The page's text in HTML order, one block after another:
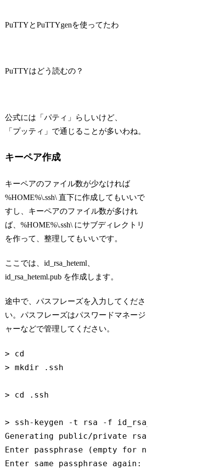
PuTTYとPuTTYgenを使ってたわ
PuTTYはどう読むの？
公式には「パティ」らしいけど、
「プッティ」で通じることが多いわね。
キーペア作成
キーペアのファイル数が少なければ
%HOME%\.ssh\ 直下に作成してもいいで
すし、キーペアのファイル数が多けれ
ば、%HOME%\.ssh\ にサブディレクトリ
を作って、整理してもいいです。
ここでは、id_rsa_heteml、
id_rsa_heteml.pub を作成します。
途中で、パスフレーズを入力してくださ
い。パスフレーズはパスワードマネージ
ャーなどで管理してください。
> cd
> mkdir .ssh
> cd .ssh
> ssh-keygen -t rsa -f id_rsa_heteml
Generating public/private rsa key pair.
Enter passphrase (empty for no
Enter same passphrase again: